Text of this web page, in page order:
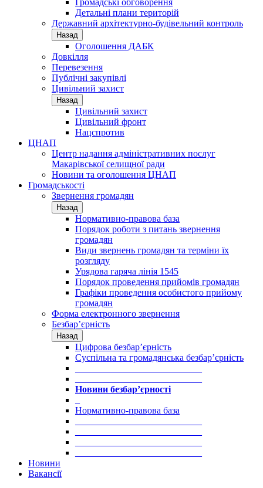
Громадські обговорення
Детальні плани територій
Державний архітектурно-будівельний контроль
Назад
Оголошення ДАБК
Довкілля
Перевезення
Публічні закупівлі
Цивільний захист
Назад
Цивільний захист
Цивільний фронт
Нацспротив
ЦНАП
Центр надання адміністративних послуг
Макарівської селищної ради
Новини та оголошення ЦНАП
Громадськості
Звернення громадян
Назад
Нормативно-правова база
Порядок роботи з питань звернення
громадян
Види звернень громадян та терміни їх
розгляду
Урядова гаряча лінія 1545
Порядок проведення прийомів громадян
Графіки проведення особистого прийому
громадян
Форма електронного звернення
Безбар’єрність
Назад
Цифрова безбар’єрність
Суспільна та громадянська безбар’єрність
Новини безбар’єрності
Нормативно-правова база
Новини
Вакансії